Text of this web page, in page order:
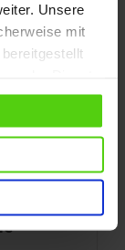
Unsere
mit